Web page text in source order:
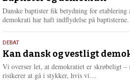
2026
Danske baptister fik betydning for etablering
demokrati har haft indflydelse på baptisterne.
18.
maj
2026
DEBAT
Kan dansk og vestligt
Vi overser let, at demokratiet er skrøbeligt –
risikerer at gå i stykker, hvis vi…